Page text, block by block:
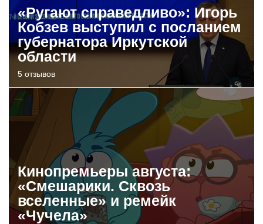
«Ругают справедливо»: Игорь
Кобзев выступил с посланием
губернатора Иркутской
области
5 отзывов
Кинопремьеры августа:
«Смешарики. Сквозь
вселенные» и ремейк
«Чучела»